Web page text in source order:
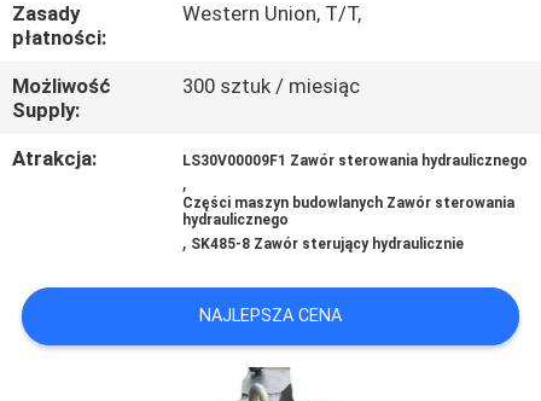
SKONTAKTUJ
SIĘ
NAMI
AKTUALNOŚCI
WSZYSTKIE
Zasady
płatności:
Western Union, T/T,
Możliwość
Supply:
300 sztuk / miesiąc
Atrakcja: LS30V00009F1 Zawór sterowania hydraulicznego
,
Części maszyn budowlanych Zawór sterowania
hydraulicznego
, SK485-8 Zawór sterujący hydraulicznie
NAJLEPSZA CENA